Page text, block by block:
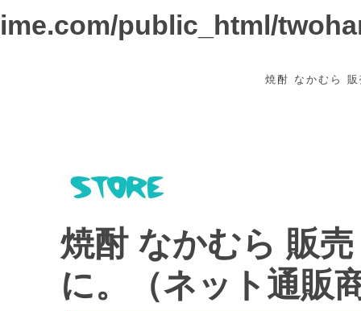
ime.com/public_html/
焼酎 なかむら 販
焼酎 なかむら 販
に。（ネット通販